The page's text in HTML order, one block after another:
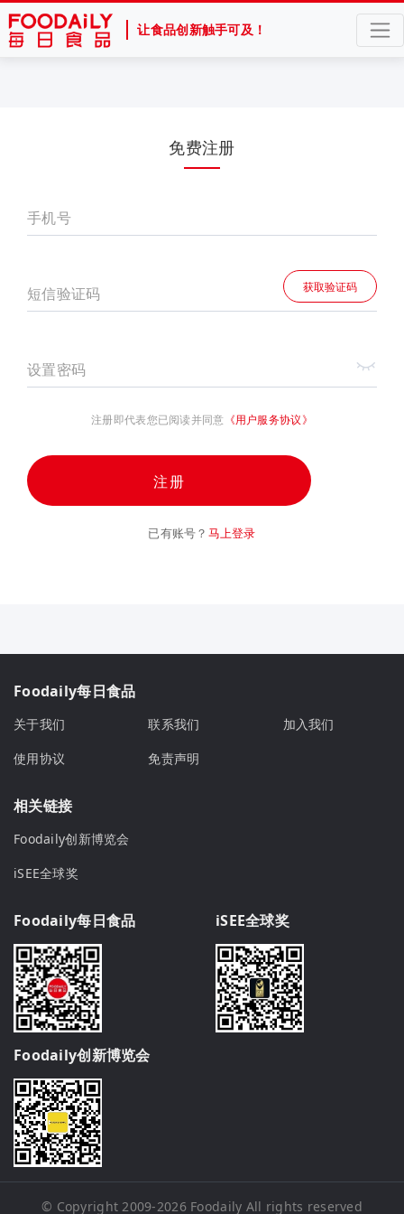
让食品创新触手可及！
免费注册
手机号
短信验证码 获取验证码
设置密码
注册即代表您已阅读并同意 《用户服务协议》
注册
已有账号？ 马上登录
Foodaily每日食品
关于我们 联系我们
加入我们
使用协议
免责声明
相关链接
Foodaily创新博览会
iSEE全球奖
Foodaily每日食品 iSEE全球奖
Foodaily创新博览会
© Copyright 2009-2026 Foodaily All rights reserved